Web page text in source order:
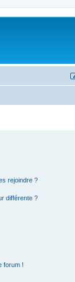
rejoindre ?
différente ?
forum !